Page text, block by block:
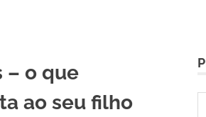
– o que
ao seu filho